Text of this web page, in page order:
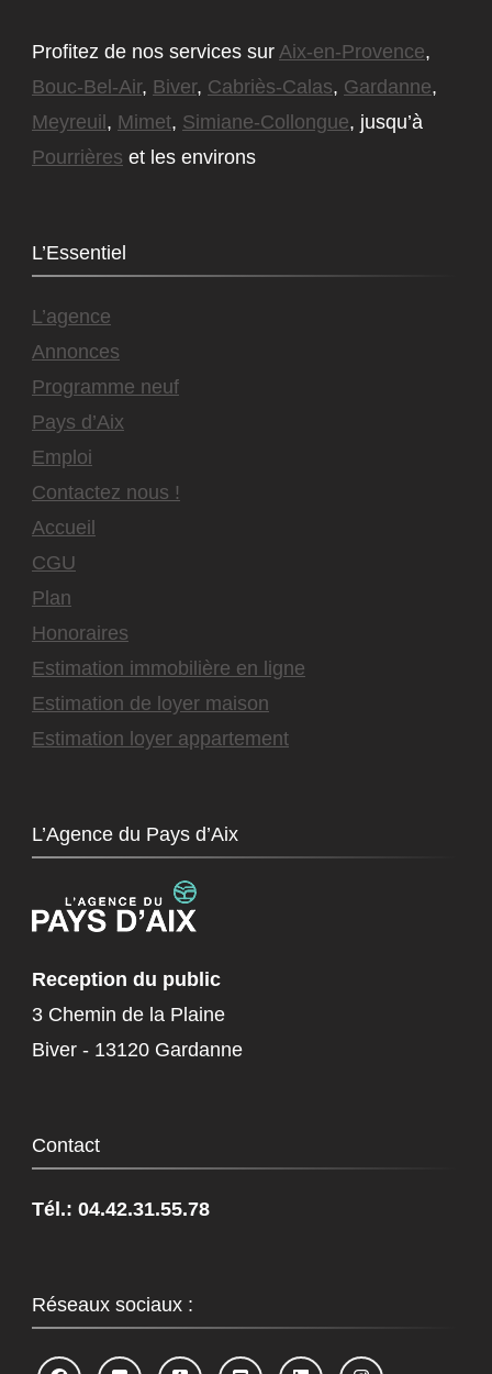
Profitez de nos services sur Aix-en-Provence,
Bouc-Bel-Air, Biver, Cabriès-Calas, Gardanne,
Meyreuil , Mimet, Simiane-Collongue, jusqu’à
Pourrières et les environs
L’Essentiel
L’agence
Annonces
Programme neuf
Pays d’Aix
Emploi
Contactez nous !
Accueil
CGU
Plan
Honoraires
Estimation immobilière en ligne
Estimation de loyer maison
Estimation loyer appartement
L’Agence du Pays d’Aix
Reception du public
3 Chemin de la Plaine
Biver - 13120 Gardanne
Contact
Tél.: 04.42.31.55.78
Réseaux sociaux :